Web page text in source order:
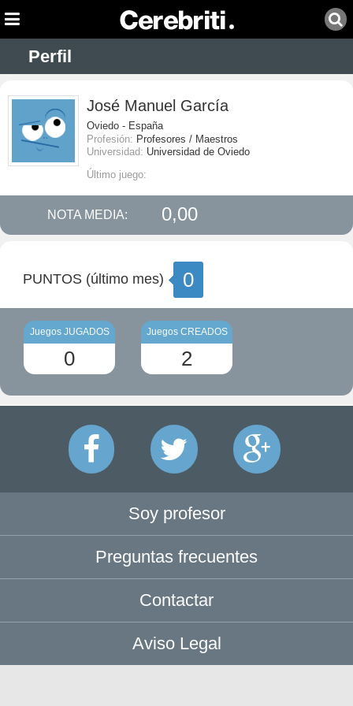
Perfil
José Manuel García
Oviedo - España
Profesión: Profesores / Maestros
Universidad: Universidad de Oviedo
Último juego:
NOTA MEDIA: 0,00
PUNTOS (último mes) 0
Juegos JUGADOS
0
Juegos CREADOS
2
Soy profesor
Preguntas frecuentes
Contactar
Aviso Legal